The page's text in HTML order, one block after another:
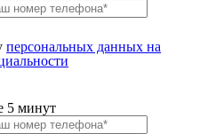
персональных данных на
5 минут